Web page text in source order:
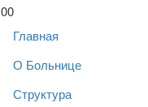
00
Главная
О Больнице
Структура